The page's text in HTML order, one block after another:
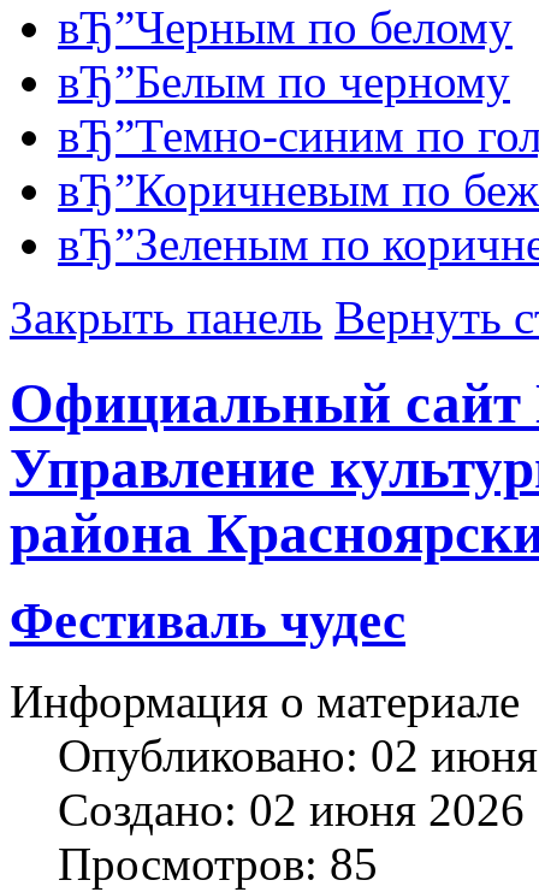
вЂ”Черным по белому
вЂ”Белым по черному
вЂ”Темно-синим по
вЂ”Коричневым по
вЂ”Зеленым по
Закрыть панель Вернуть
Официальный
Управление
района
Фестиваль чудес
Информация о материале
Опубликовано: 02
Создано: 02 июня 2026
Просмотров: 85